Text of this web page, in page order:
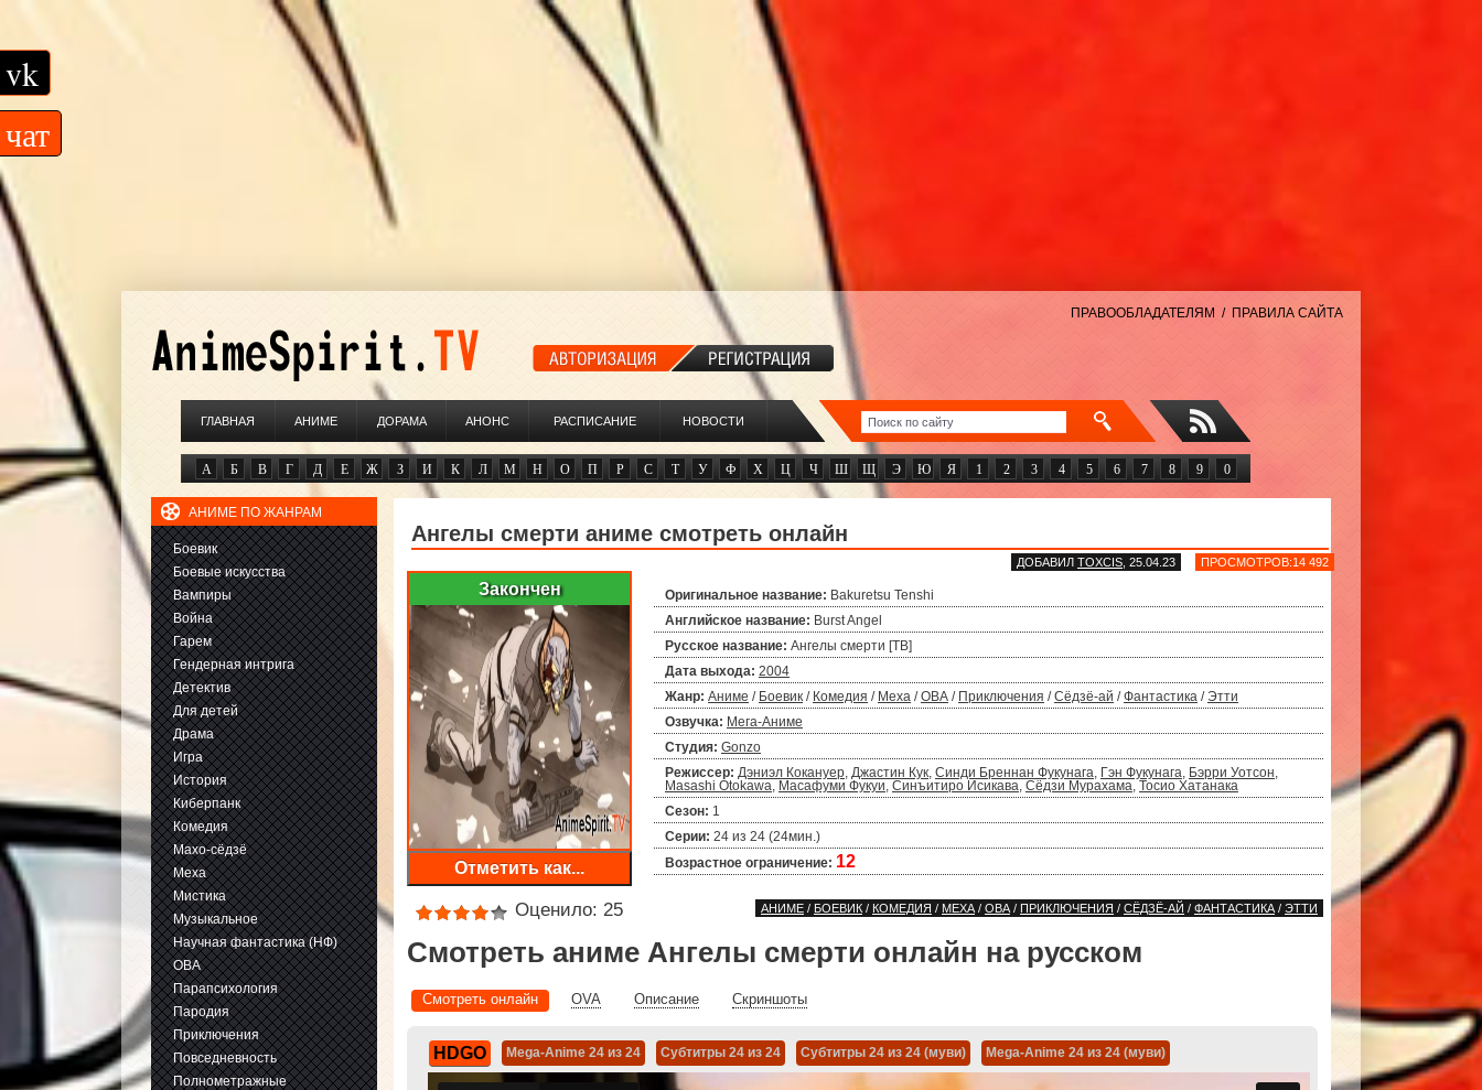
ПРАВООБЛАДАТЕЛЯМ / ПРАВИЛА САЙТА
ГЛАВНАЯ АНИМЕ ДОРАМА АНОНС РАСПИСАНИЕ НОВОСТИ
А Б В Г Д Е Ж З И К Л М Н О П Р С Т У Ф Х Ц Ч Ш Щ Э Ю Я 1 2 3 4 5 6 7 8 9 0
АНИМЕ ПО ЖАНРАМ
Боевик
Боевые искусства
Вампиры
Война
Гарем
Гендерная интрига
Детектив
Для детей
Драма
Игра
История
Киберпанк
Комедия
Махо-сёдзё
Меха
Мистика
Музыкальное
Научная фантастика (НФ)
ОВА
Парапсихология
Пародия
Приключения
Повседневность
Полнометражные
Ангелы смерти аниме смотреть онлайн
ДОБАВИЛ TOXCIS , 25.04.23 ПРОСМОТРОВ:14 492
Оригинальное название: Bakuretsu Tenshi
Английское название: Burst Angel
Русское название: Ангелы смерти [ТВ]
Дата выхода: 2004
Жанр: Аниме / Боевик / Комедия / Меха /ОВА / Приключения /Сёдзё-ай /Фантастика /Этти
Озвучка: Мега-Аниме
Студия: Gonzo
Режиссер: Дэниэл Кокануер, Джастин Кук, Синди Бреннан Фукунага, Гэн Фукунага, Бэрри Уотсон,
Masashi Otokawa, Масафуми Фукуи, Синъитиро Исикава, Сёдзи Мурахама, Тосио Хатанака
Сезон: 1
Серии: 24 из 24 (24мин.)
Возрастное ограничение: 12
АНИМЕ / БОЕВИК / КОМЕДИЯ / МЕХА / ОВА / ПРИКЛЮЧЕНИЯ / СЁДЗЁ-АЙ / ФАНТАСТИКА / ЭТТИ
Закончен
Отметить как...
Оценило: 25
Смотреть аниме Ангелы смерти онлайн на русском
Смотреть онлайн OVA Описание Скриншоты
HDGO Mega-Anime 24 из 24 Субтитры 24 из 24 Субтитры 24 из 24 (муви) Mega-Anime 24 из 24 (муви)
чат
vk